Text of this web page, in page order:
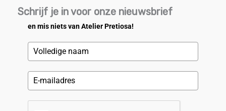
Schrijf je in voor onze nieuwsbrief
en mis niets van Atelier Pretiosa!